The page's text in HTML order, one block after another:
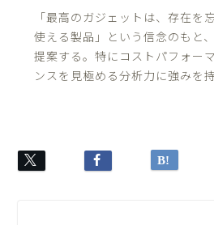
「最高のガジェットは、存在を
使える製品」という信念のもと
提案する。特にコストパフォー
ンスを見極める分析力に強みを持